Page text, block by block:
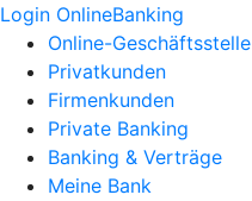
Login OnlineBanking
Online-Geschäftsstelle
Privatkunden
Firmenkunden
Private Banking
Banking & Verträge
Meine Bank